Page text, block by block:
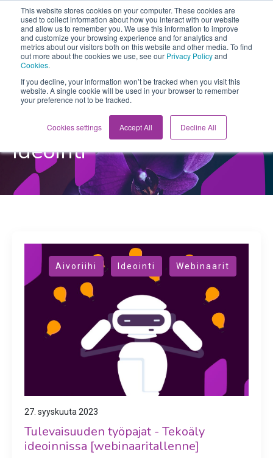
This website stores cookies on your computer. These cookies are
used to collect information about how you interact with our website
and allow us to remember you. We use this information to improve
and customize your browsing experience and for analytics and
metrics about our visitors both on this website and other media. To find
out more about the cookies we use, see our Privacy Policyand
Cookies.
If you decline, your information won’t be tracked when you visit this
website. A single cookie will be used in your browser to remember
your preference not to be tracked.
Cookies settings Accept All Decline All
Orchidean Innovaatioblogi
Ideointi
Aivoriihi , Ideointi , Webinaarit
27. syyskuuta 2023
Tulevaisuuden työpajat - Tekoäly
ideoinnissa [webinaaritallenne]